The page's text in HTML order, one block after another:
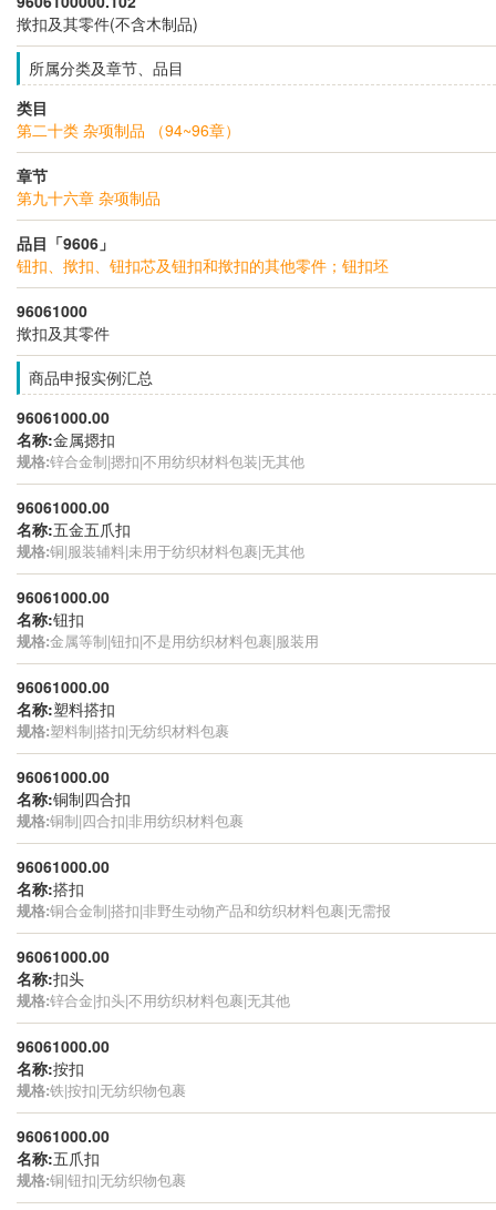
揿扣及其零件(不含木制品)
所属分类及章节、品目
类目
第二十类 杂项制品 （94~96章）
章节
第九十六章 杂项制品
品目「9606」
钮扣、揿扣、钮扣芯及钮扣和揿扣的其他零件；钮扣坯
96061000
揿扣及其零件
商品申报实例汇总
96061000.00
名称:金属摁扣
规格:锌合金制|摁扣|不用纺织材料包装|无其他
96061000.00
名称:五金五爪扣
规格:铜|服装辅料|未用于纺织材料包裹|无其他
96061000.00
名称:钮扣
规格:金属等制|钮扣|不是用纺织材料包裹|服装用
96061000.00
名称:塑料搭扣
规格:塑料制|搭扣|无纺织材料包裹
96061000.00
名称:铜制四合扣
规格:铜制|四合扣|非用纺织材料包裹
96061000.00
名称:搭扣
规格:铜合金制|搭扣|非野生动物产品和纺织材料包裹|无需报
96061000.00
名称:扣头
规格:锌合金|扣头|不用纺织材料包裹|无其他
96061000.00
名称:按扣
规格:铁|按扣|无纺织物包裹
96061000.00
名称:五爪扣
规格:铜|钮扣|无纺织物包裹